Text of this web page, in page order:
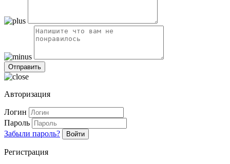
Авторизация
Логин
Пароль
Забыли пароль?
Войти
Регистрация